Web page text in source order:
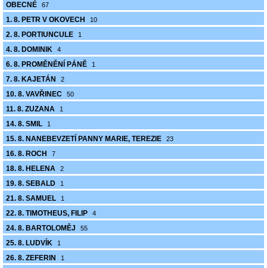
OBECNÉ 67
1. 8. PETR V OKOVECH 10
2. 8. PORTIUNCULE 1
4. 8. DOMINIK 4
6. 8. PROMĚNĚNÍ PÁNĚ 1
7. 8. KAJETÁN 2
10. 8. VAVŘINEC 50
11. 8. ZUZANA 1
14. 8. SMIL 1
15. 8. NANEBEVZETÍ PANNY MARIE, TEREZIE 23
16. 8. ROCH 7
18. 8. HELENA 2
19. 8. SEBALD 1
21. 8. SAMUEL 1
22. 8. TIMOTHEUS, FILIP 4
24. 8. BARTOLOMĚJ 55
25. 8. LUDVÍK 1
26. 8. ZEFERIN 1